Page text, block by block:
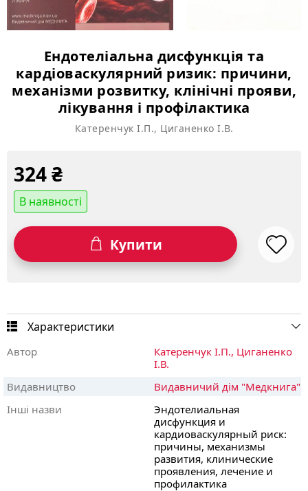
Ендотеліальна дисфункція та
кардіоваскулярний ризик: причини,
механізми розвитку, клінічні прояви,
лікування і профілактика
Катеренчук І.П., Циганенко І.В.
324₴
В наявності
Купити
Характеристики
Автор Катеренчук І.П., Циганенко
І.В.
Видавництво
Видавничий дім "Медкнига"
Інші назви
Эндотелиальная
дисфункция и
кардиоваскулярный риск:
причины, механизмы
развития, клинические
проявления, лечение и
профилактика